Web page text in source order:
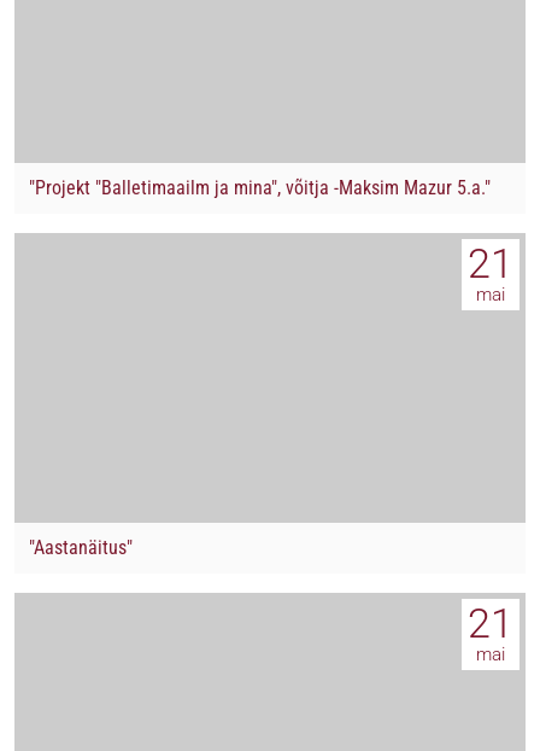
"Projekt "Balletimaailm ja mina", võitja -Maksim Mazur 5.a."
21
mai
"Aastanäitus"
21
mai